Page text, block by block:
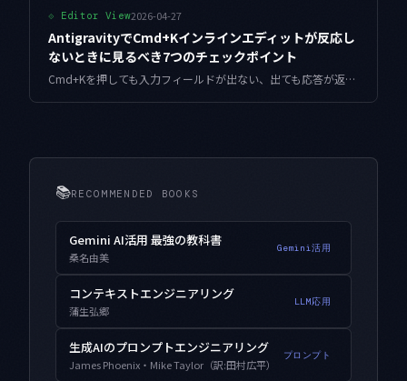
⟐ Editor View2026-04-27
AntigravityでCmd+Kインラインエディットが反応し
ないときに見るべき7つのチェックポイント
Cmd+Kを押しても入力フィールドが出ない、出ても応答が返ってこない。Antigravityで頻発するインラインエディット不具合を、原因の切り分け順に解決していきます。
📚RECOMMENDED BOOKS
Gemini AI活用 最強の教科書
桑名由美
Gemini活用
コンテキストエンジニアリング
蒲生弘郷
LLM応用
生成AIのプロンプトエンジニアリング
James Phoenix・Mike Taylor（訳:田村広平）
プロンプト